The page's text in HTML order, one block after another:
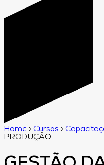
Home › Cursos ›
PRODUÇÃO